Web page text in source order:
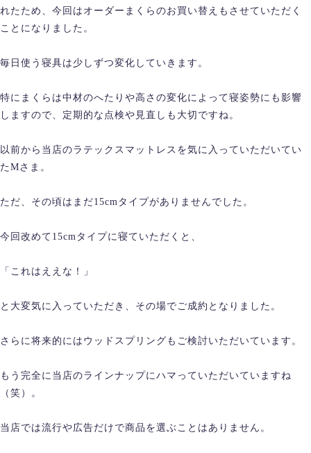
れたため、今回はオーダーまくらのお買い替えもさせていただく
ことになりました。
毎日使う寝具は少しずつ変化していきます。
特にまくらは中材のへたりや高さの変化によって寝姿勢にも影響
しますので、定期的な点検や見直しも大切ですね。
以前から当店のラテックスマットレスを気に入っていただいてい
たMさま。
ただ、その頃はまだ15cmタイプがありませんでした。
今回改めて15cmタイプに寝ていただくと、
「これはええな！」
と大変気に入っていただき、その場でご成約となりました。
さらに将来的にはウッドスプリングもご検討いただいています。
もう完全に当店のラインナップにハマっていただいていますね
（笑）。
当店では流行や広告だけで商品を選ぶことはありません。